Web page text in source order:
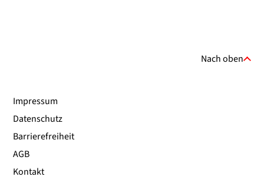
Nach oben
Impressum
Datenschutz
Barrierefreiheit
AGB
Kontakt